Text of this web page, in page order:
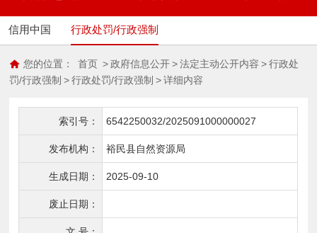
信用中国 行政处罚/行政强制
您的位置： 首页 > 政府信息公开 > 法定主动公开内容 > 行政处
罚/行政强制 > 行政处罚/行政强制 > 详细内容
索引号： 6542250032/2025091000000027
发布机构： 裕民县自然资源局
生成日期： 2025-09-10
废止日期：